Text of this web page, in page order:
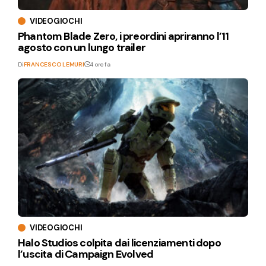
VIDEOGIOCHI
Phantom Blade Zero, i preordini apriranno l’11
agosto con un lungo trailer
DiFRANCESCO LEMURI 4 ore fa
VIDEOGIOCHI
Halo Studios colpita dai licenziamenti dopo
l’uscita di Campaign Evolved